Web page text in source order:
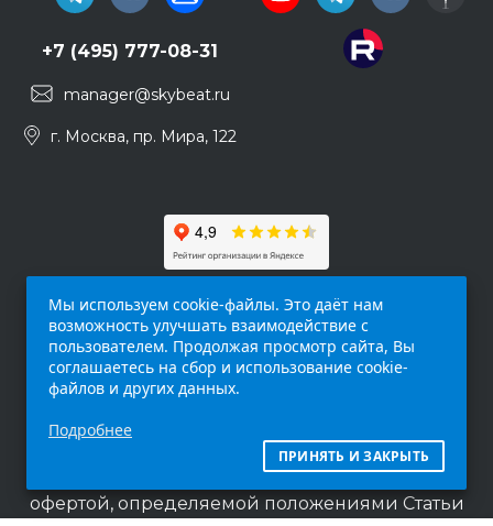
+7 (495) 777-08-31
manager@skybeat.ru
г. Москва, пр. Мира, 122
интернет-сайт (
исключительно информационный характер и
ни при каких условиях не является публичной
офертой, определяемой положениями Статьи
Мы используем cookie-файлы. Это даёт нам
возможность улучшать взаимодействие с
пользователем. Продолжая просмотр сайта, Вы
соглашаетесь на сбор и использование cookie-
файлов и других данных.
Подробнее
ПРИНЯТЬ И ЗАКРЫТЬ